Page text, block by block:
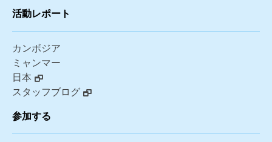
活動レポート
カンボジア
ミャンマー
日本
スタッフブログ
参加する